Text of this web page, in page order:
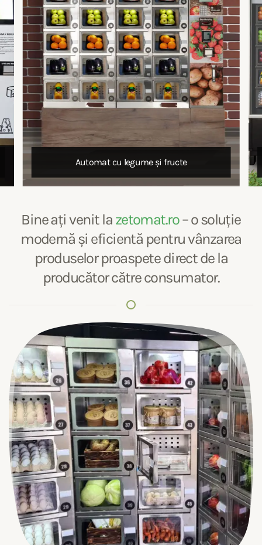
Automat cu legume
Bine ați venit la zetomat.ro– o soluție
modernă și eficientă pentru vânzarea
produselor proaspete direct de la
producător către consumator.